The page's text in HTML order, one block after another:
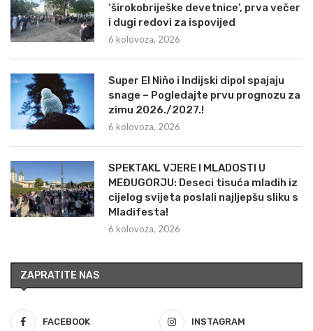
‘širokobriješke devetnice’, prva večer
i dugi redovi za ispovijed
6 kolovoza, 2026
Super El Niño i Indijski dipol spajaju
snage – Pogledajte prvu prognozu za
zimu 2026./2027.!
6 kolovoza, 2026
SPEKTAKL VJERE I MLADOSTI U
MEĐUGORJU: Deseci tisuća mladih iz
cijelog svijeta poslali najljepšu sliku s
Mladifesta!
6 kolovoza, 2026
ZAPRATITE NAS
FACEBOOK INSTAGRAM